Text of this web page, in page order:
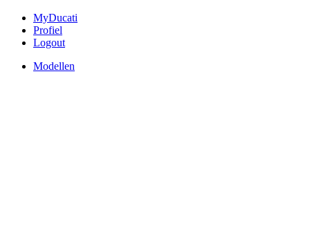
MyDucati
Profiel
Logout
Modellen